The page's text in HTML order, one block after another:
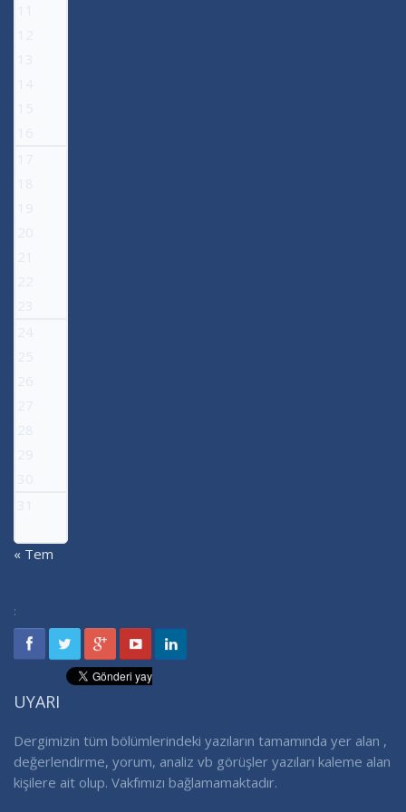
11
12
13
14
15
16
17
18
19
20
21
22
23
24
25
26
27
28
29
30
31
« Tem
:
UYARI
Dergimizin tüm bölümlerindeki yazıların tamamında yer alan ,
değerlendirme, yorum, analiz vb görüşler yazıları kaleme alan
kişilere ait olup. Vakfımızı bağlamamaktadır.